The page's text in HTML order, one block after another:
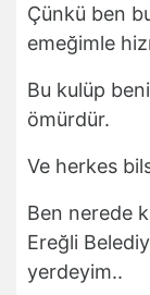
Çünkü ben
emeğimle
Bu kulüp
ömürdür.
Ve herkes
Ben nerede
Ereğli
yerdeyim..